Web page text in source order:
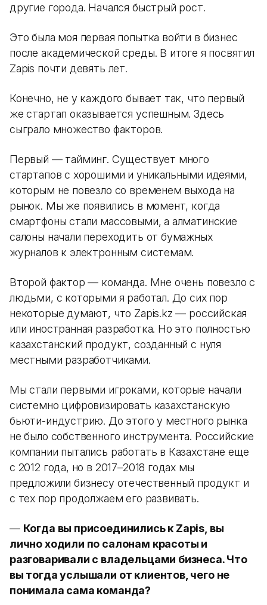
другие города. Начался быстрый рост.
Это была моя первая попытка войти в бизнес
после академической среды. В итоге я посвятил
Zapis почти девять лет.
Конечно, не у каждого бывает так, что первый
же стартап оказывается успешным. Здесь
сыграло множество факторов.
Первый — тайминг. Существует много
стартапов с хорошими и уникальными идеями,
которым не повезло со временем выхода на
рынок. Мы же появились в момент, когда
смартфоны стали массовыми, а алматинские
салоны начали переходить от бумажных
журналов к электронным системам.
Второй фактор — команда. Мне очень повезло с
людьми, с которыми я работал. До сих пор
некоторые думают, что Zapis.kz — российская
или иностранная разработка. Но это полностью
казахстанский продукт, созданный с нуля
местными разработчиками.
Мы стали первыми игроками, которые начали
системно цифровизировать казахстанскую
бьюти-индустрию. До этого у местного рынка
не было собственного инструмента. Российские
компании пытались работать в Казахстане еще
с 2012 года, но в 2017–2018 годах мы
предложили бизнесу отечественный продукт и
с тех пор продолжаем его развивать.
— Когда вы присоединились к Zapis, вы
лично ходили по салонам красоты и
разговаривали с владельцами бизнеса. Что
вы тогда услышали от клиентов, чего не
понимала сама команда?